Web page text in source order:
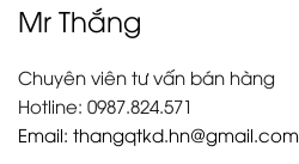
Mr Thắng
Chuyên viên tư vấn bán hàng
Hotline: 0987.824.571
Email: thangqtkd.hn@gmail.com